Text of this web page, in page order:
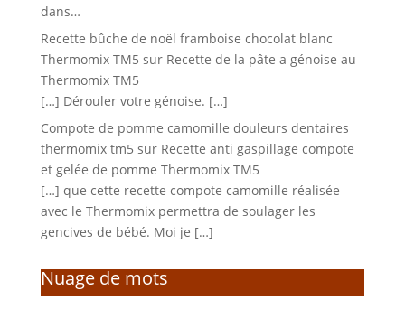
dans…
Recette bûche de noël framboise chocolat blanc
Thermomix TM5 sur Recette de la pâte a génoise au
Thermomix TM5
[…] Dérouler votre génoise. […]
Compote de pomme camomille douleurs dentaires
thermomix tm5 sur Recette anti gaspillage compote
et gelée de pomme Thermomix TM5
[…] que cette recette compote camomille réalisée
avec le Thermomix permettra de soulager les
gencives de bébé. Moi je […]
Nuage de mots